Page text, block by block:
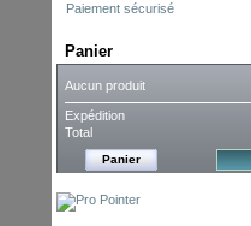
Paiement sécurisé
Panier
Aucun produit
Expédition
Total
Panier